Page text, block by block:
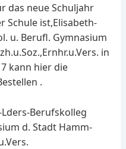
das neue Schuljahr
Schule ist,Elisabeth-
u. Berufl. Gymnasium
in
kann hier die
.
Berufskolleg
d. Stadt Hamm-